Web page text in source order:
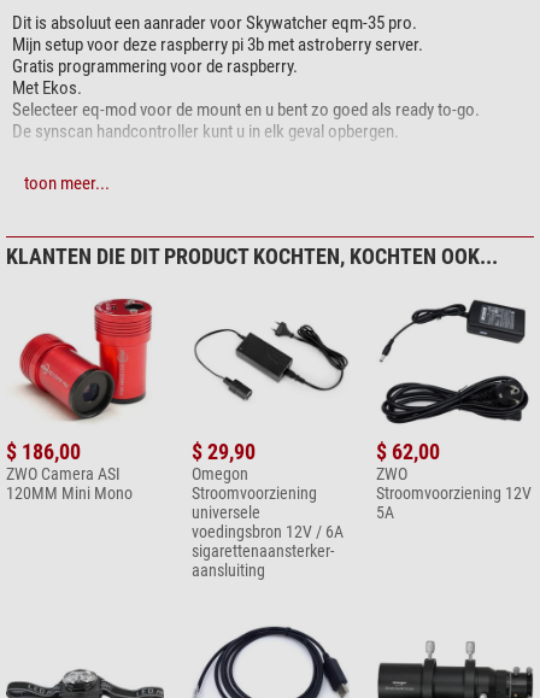
Dit is absoluut een aanrader voor Skywatcher eqm-35 pro.
Mijn setup voor deze raspberry pi 3b met astroberry server.
Gratis programmering voor de raspberry.
Met Ekos.
Selecteer eq-mod voor de mount en u bent zo goed als ready to-go.
De synscan handcontroller kunt u in elk geval opbergen.
Mvg Ralph.
Beoordeling van A. A. aan 08.10.2020 09:31:46
Aangesloten op een eqm-35 Pro montering van sky-watcher. EQ ASCOM +
Capture software draait perfect in combinatie met deze kabel. Geen
synscan applicatie of synscan hand controller meer nodig.
Stel uw eigen beoordeling samen:
Heeft u specifieke vragen over uw bestelling of producten?Neem dan
contact op met onze klantenservice!
toon meer...
KLANTEN DIE DIT PRODUCT KOCHTEN, KOCHTEN OOK...
$ 186,00
ZWO Camera ASI
120MM Mini Mono
$ 29,90
Omegon
Stroomvoorziening
universele
voedingsbron 12V / 6A
sigarettenaansterker-
aansluiting
$ 62,00
ZWO
Stroomvoorziening 12V
5A